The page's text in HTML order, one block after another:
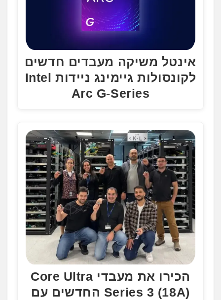
אינטל משיקה מעבדים חדשים
לקונסולות גיימינג ניידות Intel
Arc G-Series
הכירו את מעבדי Core Ultra
Series 3 (18A) החדשים עם